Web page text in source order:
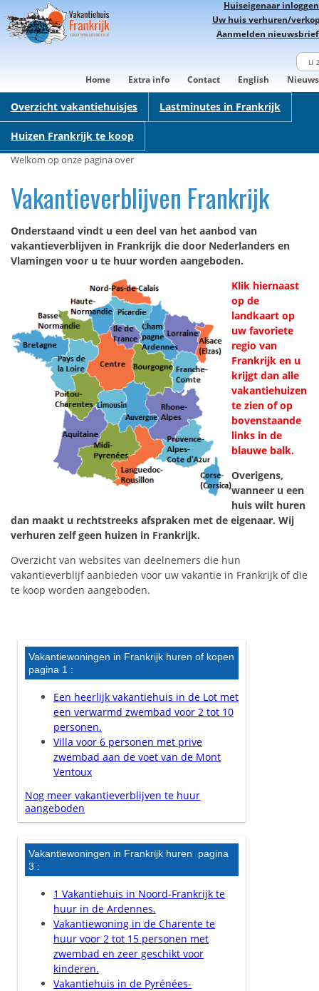
Huiseigenaar inloggen
Uw huis verhuren/
Aanmelden nieuwsbrief
Home Extra info Contact English Nieuws
Overzicht vakantiehuisjes Lastminutes in Frankrijk
Huizen Frankrijk te koop
Welkom op onze pagina over
Vakantieverblijven Frankrijk
Onderstaand vindt u een deel van het aanbod van
vakantieverblijven in Frankrijk die door Nederlanders en
Vlamingen voor u te huur worden aangeboden.
Klik hiernaast
op de
landkaart op
uw favoriete
regio van
Frankrijk en u
krijgt dan alle
vakantiehuizen
te zien of op
bovenstaande
links in de
blauwe balk.
Overigens,
wanneer u een
huis wilt huren
dan maakt u rechtstreeks afspraken met de eigenaar. Wij
verhuren zelf geen huizen in Frankrijk.
Overzicht van websites van deelnemers die hun
vakantieverblijf aanbieden voor uw vakantie in Frankrijk of die
te koop worden aangeboden.
Vakantiewoningen in Frankrijk huren of kopen
pagina 1 :
Een heerlijk vakantiehuis in de Lot met
een verwarmd zwembad voor 2 tot 10
personen.
Villa voor 6 personen met prive
zwembad aan de voet van de Mont
Ventoux
Nog meer vakantieverblijven te huur
aangeboden
Vakantiewoningen in Frankrijk huren pagina
3 :
1 Vakantiehuis in Noord-Frankrijk te
huur in de Ardennes.
Vakantiewoning in de Charente te
huur voor 2 tot 15 personen met
zwembad en zeer geschikt voor
kinderen.
Vakantiehuis in de Pyrénées-